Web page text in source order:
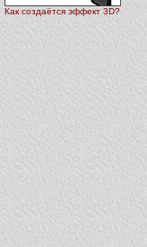
Как создаётся эффект 3D?